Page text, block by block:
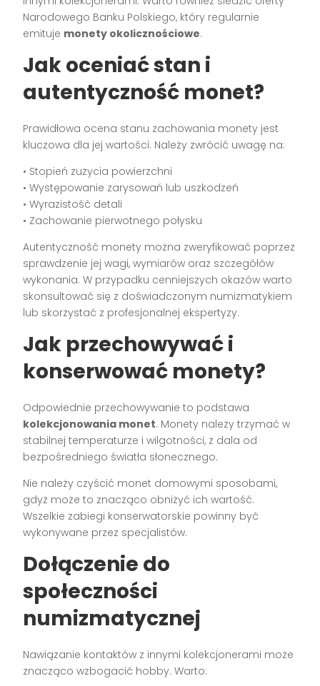
Narodowego Banku Polskiego, który regularnie
emituje monety okolicznościowe.
Jak oceniać stan i
autentyczność monet?
Prawidłowa ocena stanu zachowania monety jest
kluczowa dla jej wartości. Należy zwrócić uwagę na:
• Stopień zużycia powierzchni
• Występowanie zarysowań lub uszkodzeń
• Wyrazistość detali
• Zachowanie pierwotnego połysku
Autentyczność monety można zweryfikować poprzez
sprawdzenie jej wagi, wymiarów oraz szczegółów
wykonania. W przypadku cenniejszych okazów warto
skonsultować się z doświadczonym numizmatykiem
lub skorzystać z profesjonalnej ekspertyzy.
Jak przechowywać i
konserwować monety?
Odpowiednie przechowywanie to podstawa
kolekcjonowania monet. Monety należy trzymać w
stabilnej temperaturze i wilgotności, z dala od
bezpośredniego światła słonecznego.
Nie należy czyścić monet domowymi sposobami,
gdyż może to znacząco obniżyć ich wartość.
Wszelkie zabiegi konserwatorskie powinny być
wykonywane przez specjalistów.
Dołączenie do
społeczności
numizmatycznej
Nawiązanie kontaktów z innymi kolekcjonerami może
znacząco wzbogacić hobby. Warto: